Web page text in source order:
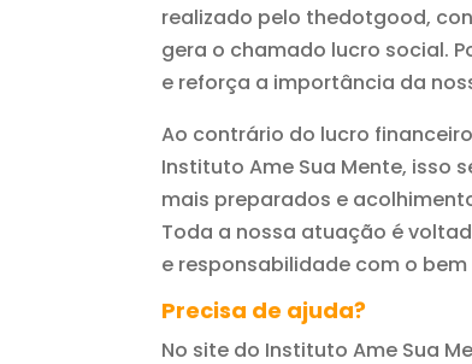
realizado pelo thedotgood,
gera o chamado lucro social.
e reforça a importância da
Ao contrário do lucro
Instituto Ame Sua Mente, isso
mais preparados e
Toda a nossa atuação é
e responsabilidade com o
Precisa de ajuda?
No site do Instituto Ame Sua